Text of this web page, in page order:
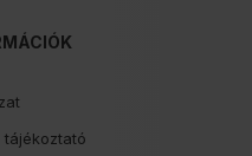
tájékoztató